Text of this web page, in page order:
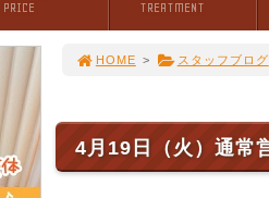
PRICE TREATMENT
HOME > スタッフブログ
4月19日（火）通常